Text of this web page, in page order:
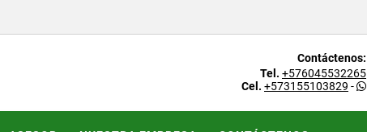
Contáctenos:
Tel. +576045532265
Cel. +573155103829 -